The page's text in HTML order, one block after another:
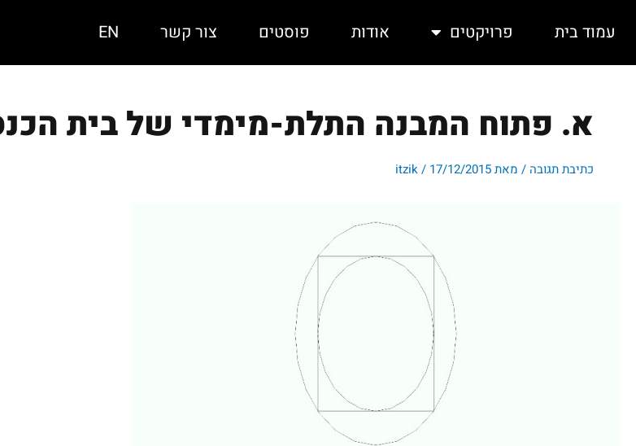
לתוכןעמוד בית פרויקטים אודות פוסטים צור קשר EN
א. פתוח המבנה התלת-מימדי של בית
כתיבת תגובה / מאת itzik/ 17/12/2015